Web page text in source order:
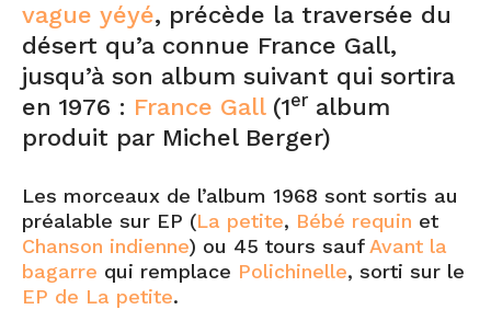
vague yéyé, précède la traversée du
désert qu’a connue France Gall,
jusqu’à son album suivant qui sortira
en 1976 : France Gall(1er album
produit par Michel Berger)
Les morceaux de l’album 1968 sont sortis au
préalable sur EP (La petite, Bébé requin et
Chanson indienne) ou 45 tours saufAvant la
bagarre qui remplace Polichinelle, sorti sur le
EP de La petite.